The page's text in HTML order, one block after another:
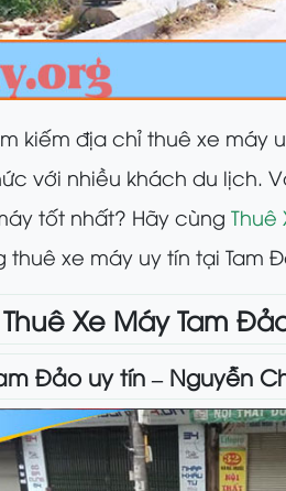
kiếm địa chỉ thuê xe máy
với nhiều khách du lịch.
tốt nhất? Hãy cùng Thuê
thuê xe máy uy tín tại Tam
Xe Máy Tam
Đảo uy tín – Nguyễn